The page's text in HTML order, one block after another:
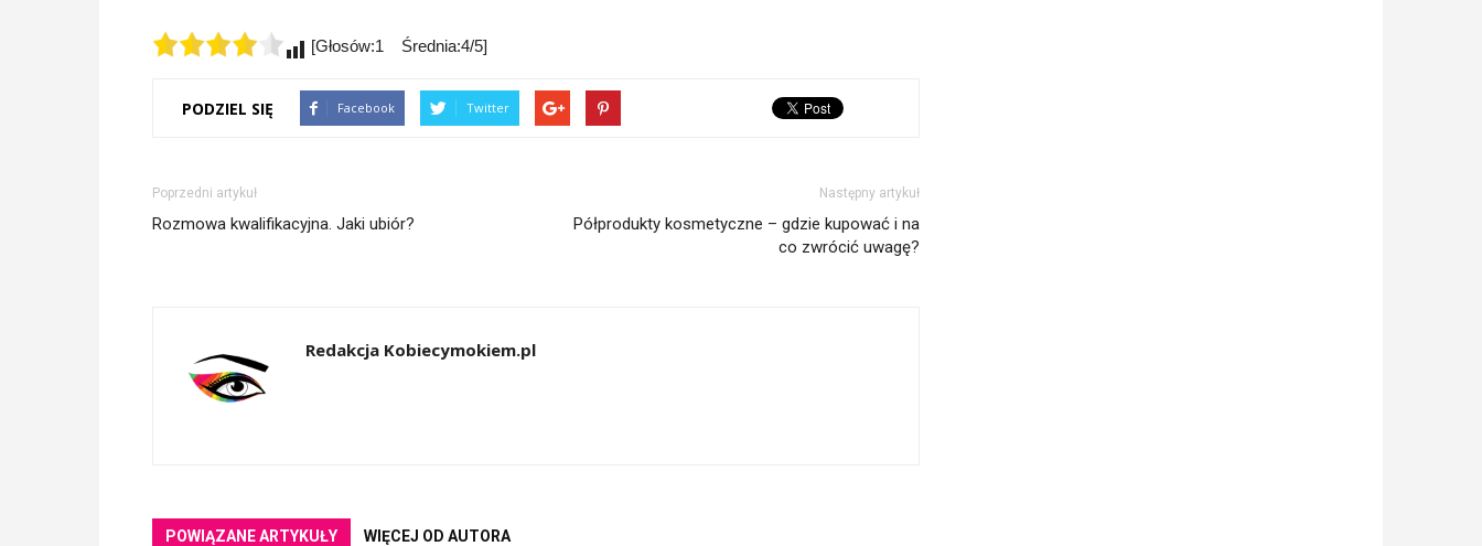
[Głosów:1 Średnia:4/5]
PODZIEL SIĘ Facebook Twitter
Poprzedni artykuł
Rozmowa kwalifikacyjna. Jaki ubiór?
Następny artykuł
Półprodukty kosmetyczne – gdzie kupować i na
co zwrócić uwagę?
Redakcja Kobiecymokiem.pl
POWIĄZANE ARTYKUŁY WIĘCEJ OD AUTORA